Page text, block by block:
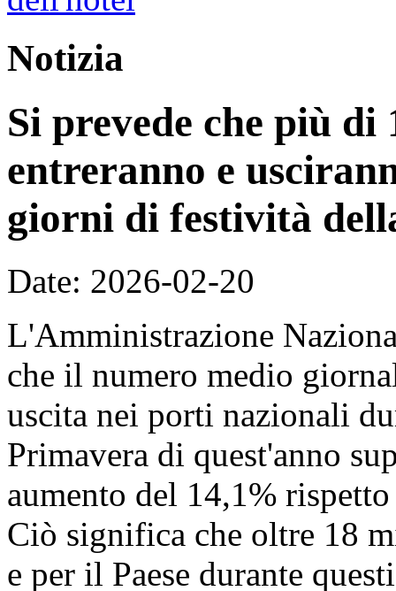
Notizia
Si prevede che più
entreranno e
giorni di festività
Date: 2026-02-20
L'Amministrazione
che il numero medio
uscita nei porti nazionali
Primavera di quest'anno
aumento del 14,1%
Ciò significa che oltre 18
e per il Paese durante